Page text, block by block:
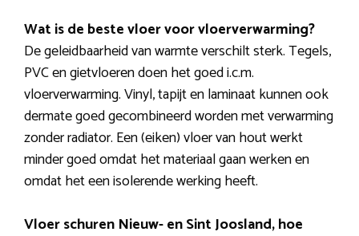
Wat is de beste vloer voor vloerverwarming?
De geleidbaarheid van warmte verschilt sterk. Tegels,
PVC en gietvloeren doen het goed i.c.m.
vloerverwarming. Vinyl, tapijt en laminaat kunnen ook
dermate goed gecombineerd worden met verwarming
zonder radiator. Een (eiken) vloer van hout werkt
minder goed omdat het materiaal gaan werken en
omdat het een isolerende werking heeft.
Vloer schuren Nieuw- en Sint Joosland, hoe